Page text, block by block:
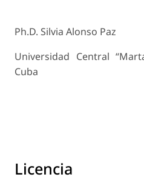
Ph.D. Silvia Alonso Paz
Universidad Central
Cuba
Licencia